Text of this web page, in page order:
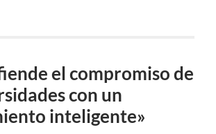
el compromiso de
con un
inteligente»